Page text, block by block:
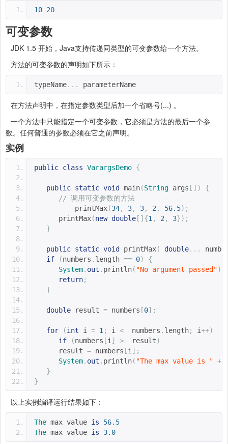
10 20
可变参数
JDK 1.5 开始，Java支持传递同类型的可变参数给一个方法。
方法的可变参数的声明如下所示：
typeName... parameterName
在方法声明中，在指定参数类型后加一个省略号(...) 。
一个方法中只能指定一个可变参数，它必须是方法的最后一个参
数。任何普通的参数必须在它之前声明。
实例
public class VarargsDemo {
public static void main(String args [])
{
// 调用可变参数的方法
	  printMax
(34, 3, 3, 2 , 56.5);
      printMax
(new double []{1 , 2 , 3});
}
public static void printMax( double...
if
(numbers . length == 0)
{
System. out . println( "No argument passed");
return;
}
double result = numbers [0];
for (int i = 1 ; i <
  numbers
. length; i++)
if
(numbers [i ] >
  result
)
      result
= numbers [i ];
System. out . println( "The max value is " +
}
}
以上实例编译运行结果如下：
The max value is
56.5
The max value is 3.0